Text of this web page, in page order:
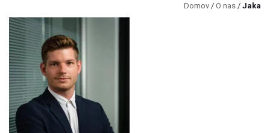
Domov / O nas / Jaka